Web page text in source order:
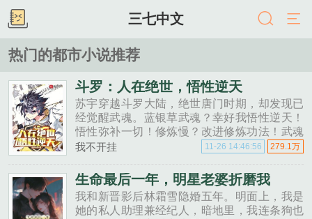
三七中文
热门的都市小说推荐
斗罗：人在绝世，悟性逆天
苏宇穿越斗罗大陆，绝世唐门时期，却发现已
经觉醒武魂。蓝银草武魂？幸好我悟性逆天！
悟性弥补一切！修炼慢？改进修炼功法！武魂
差？九个魂环全加生命属性，最大限度挖掘蓝
神王，看到了没，这才是蓝银草的正......
我不开挂 279.1万
11-26 14:46:56
生命最后一年，明星老婆折磨我
我和新晋影后林霜雪隐婚五年。明面上，我是
她的私人助理兼经纪人，暗地里，我连条狗也